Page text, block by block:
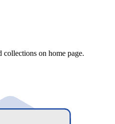
on home page.